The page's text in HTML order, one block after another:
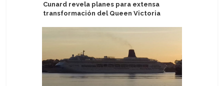
Cunard revela planes para extensa
transformación del Queen Victoria